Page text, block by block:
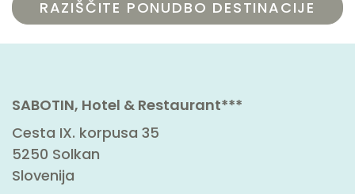
RAZIŠČITE PONUDBO DESTINACIJE
SABOTIN, Hotel & Restaurant***
Cesta IX. korpusa 35
5250 Solkan
Slovenija